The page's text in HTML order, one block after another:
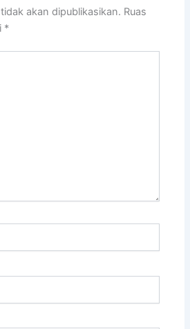
akan dipublikasikan. Ruas
*